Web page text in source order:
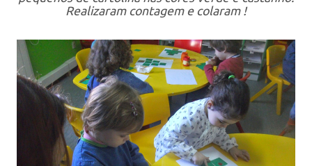
Realizaram contagem e colaram !